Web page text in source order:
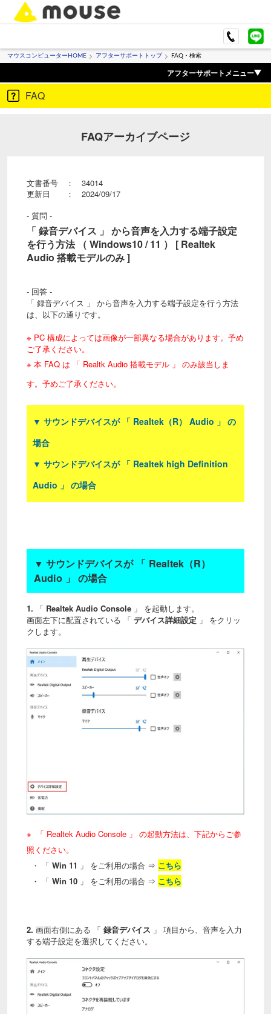
マウスコンピューターHOME アフターサポートトップ FAQ・検索
アフターサポートメニュー
FAQ
FAQアーカイブページ
文書番号 ： 34014
更新日 ： 2024/09/17
- 質問 -
「 録音デバイス 」 から音声を入力する端子設定
を行う方法 （ Windows10 / 11 ） [ Realtek
Audio 搭載モデルのみ ]
- 回答 -
「 録音デバイス 」 から音声を入力する端子設定を行う方法
は、以下の通りです。
※ PC 構成によっては画像が一部異なる場合があります。予め
ご了承ください。
※ 本 FAQ は 「 Realtk Audio 搭載モデル 」 のみ該当しま
す。予めご了承ください。
▼ サウンドデバイスが 「 Realtek（R） Audio 」 の
場合
▼ サウンドデバイスが 「 Realtek high Definition
Audio 」 の場合
▼サウンドデバイスが 「 Realtek（R）
Audio 」 の場合
1. 「 Realtek Audio Console 」 を起動します。
画面左下に配置されている 「 デバイス詳細設定 」 をクリッ
クします。
※ 「 Realtek Audio Console 」 の起動方法は、下記からご参
照ください。
・ 「 Win 11 」 をご利用の場合 ⇒ こちら
・ 「 Win 10 」 をご利用の場合 ⇒ こちら
2. 画面右側にある 「 録音デバイス 」 項目から、音声を入力
する端子設定を選択してください。